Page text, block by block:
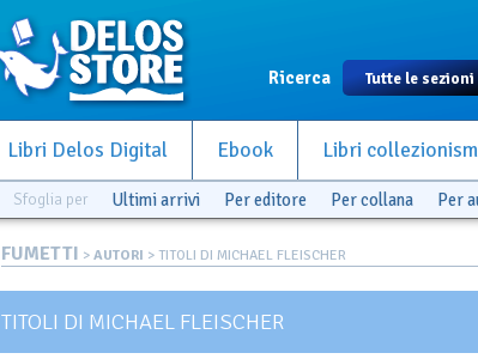
Ricerca
Libri Delos Digital Ebook Libri
Sfoglia per Ultimi arrivi Per editore Per collana Per
FUMETTI > AUTORI > TITOLI DI MICHAEL FLEISCHER
TITOLI DI MICHAEL FLEISCHER